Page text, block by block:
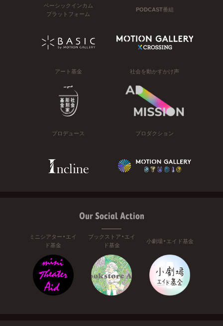
ベーシックインカム
プラットフォーム
PODCAST番組
アート基金 社会を動かすかけ声
プロデュース プロダクション
Our Social Action
ミニシアター・エイ
ド基金
ブックストア・エイ
ド基金
小劇場・エイド基金